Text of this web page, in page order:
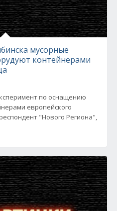
мусорные
контейнерами
по оснащению
европейского
"Нового Региона",